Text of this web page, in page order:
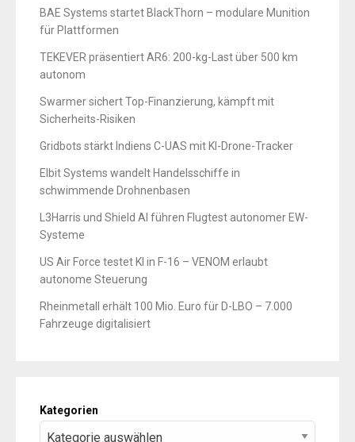
BAE Systems startet BlackThorn – modulare Munition
für Plattformen
TEKEVER präsentiert AR6: 200-kg-Last über 500 km
autonom
Swarmer sichert Top-Finanzierung, kämpft mit
Sicherheits-Risiken
Gridbots stärkt Indiens C-UAS mit KI-Drone-Tracker
Elbit Systems wandelt Handelsschiffe in
schwimmende Drohnenbasen
L3Harris und Shield AI führen Flugtest autonomer EW-
Systeme
US Air Force testet KI in F-16 – VENOM erlaubt
autonome Steuerung
Rheinmetall erhält 100 Mio. Euro für D-LBO – 7.000
Fahrzeuge digitalisiert
Kategorien